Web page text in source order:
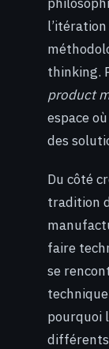
thinking.
product
espace
des
Du côté
tradition
faire
se
pourquoi